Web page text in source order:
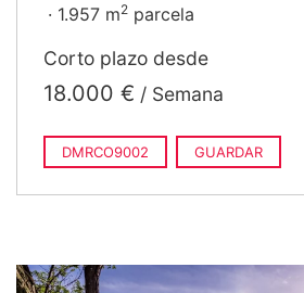
1.957 m2 parcela
Corto plazo desde
18.000 € / Semana
DMRCO9002 GUARDAR